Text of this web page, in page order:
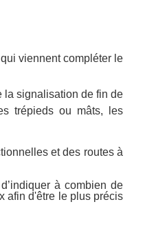
viennent compléter le
signalisation de fin de
trépieds ou mâts, les
et des routes à
à combien de
afin d'être le plus précis